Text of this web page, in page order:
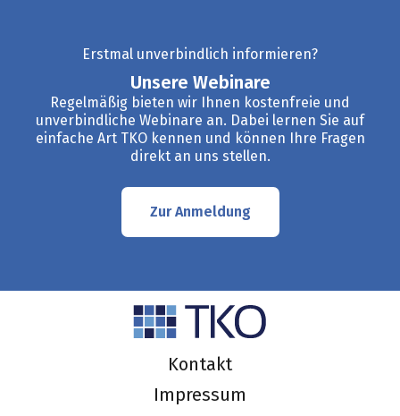
Erstmal unverbindlich informieren?
Unsere Webinare
Regelmäßig bieten wir Ihnen kostenfreie und
unverbindliche Webinare an. Dabei lernen Sie auf
einfache Art TKO kennen und können Ihre Fragen
direkt an uns stellen.
Zur Anmeldung
Kontakt
Impressum